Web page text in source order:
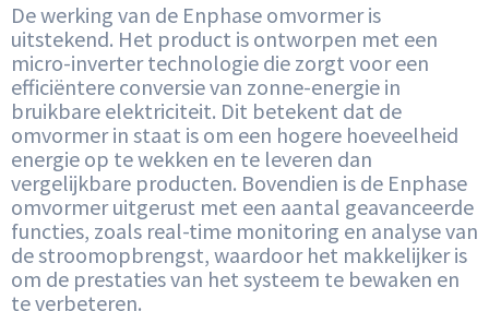
De werking van de Enphase omvormer is
uitstekend. Het product is ontworpen met een
micro-inverter technologie die zorgt voor een
efficiëntere conversie van zonne-energie in
bruikbare elektriciteit. Dit betekent dat de
omvormer in staat is om een hogere hoeveelheid
energie op te wekken en te leveren dan
vergelijkbare producten. Bovendien is de Enphase
omvormer uitgerust met een aantal geavanceerde
functies, zoals real-time monitoring en analyse van
de stroomopbrengst, waardoor het makkelijker is
om de prestaties van het systeem te bewaken en
te verbeteren.